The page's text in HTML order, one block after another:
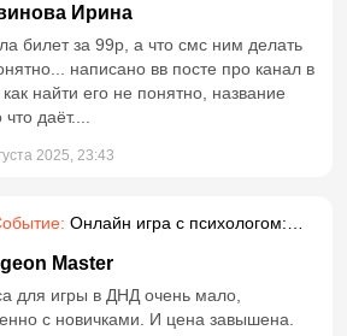
Ирина
билет за 99р, а что смс ним делать
написано вв посте про канал в
найти его не понятно, название
даёт....
2025, 23:43
Онлайн игра с психологом:
Master
для игры в ДНД очень мало,
с новичками. И цена завышена.